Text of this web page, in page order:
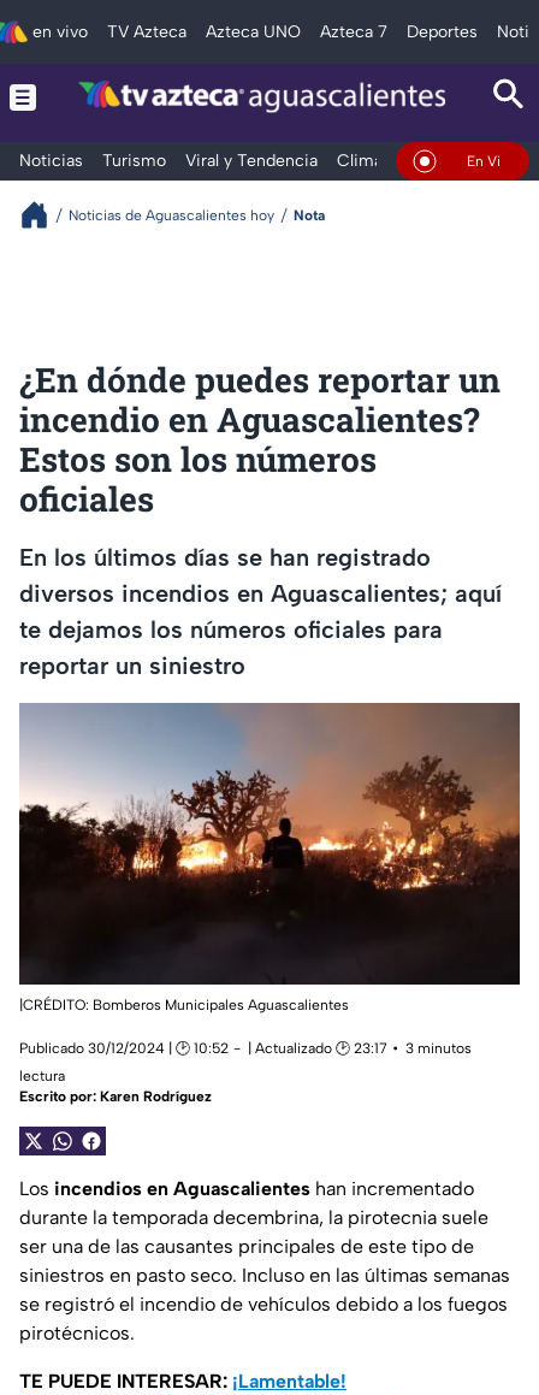
en vivo TV Azteca Azteca UNO Azteca 7 Deportes
Noticias Turismo Viral y Tendencia Clima DeportesEn Vivo
Noticias de Aguascalientes hoy Nota
¿En dónde puedes reportar un
incendio en Aguascalientes?
Estos son los números
oficiales
En los últimos días se han registrado
diversos incendios en Aguascalientes; aquí
te dejamos los números oficiales para
reportar un siniestro
|CRÉDITO: Bomberos Municipales Aguascalientes
Publicado 30/12/2024 | 🕑 10:52 | Actualizado 🕑 23:17
3 minutos
lectura
Escrito por: Karen Rodríguez
Los incendios en Aguascalientes han incrementado
durante la temporada decembrina, la pirotecnia suele
ser una de las causantes principales de este tipo de
siniestros en pasto seco. Incluso en las últimas semanas
se registró el incendio de vehículos debido a los fuegos
pirotécnicos.
TE PUEDE INTERESAR: ¡Lamentable!